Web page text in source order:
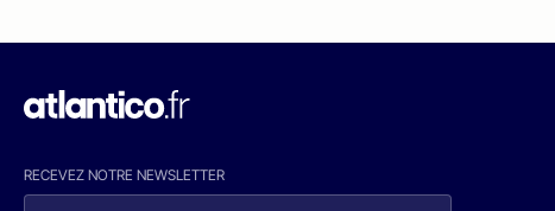
RECEVEZ NOTRE NEWSLETTER